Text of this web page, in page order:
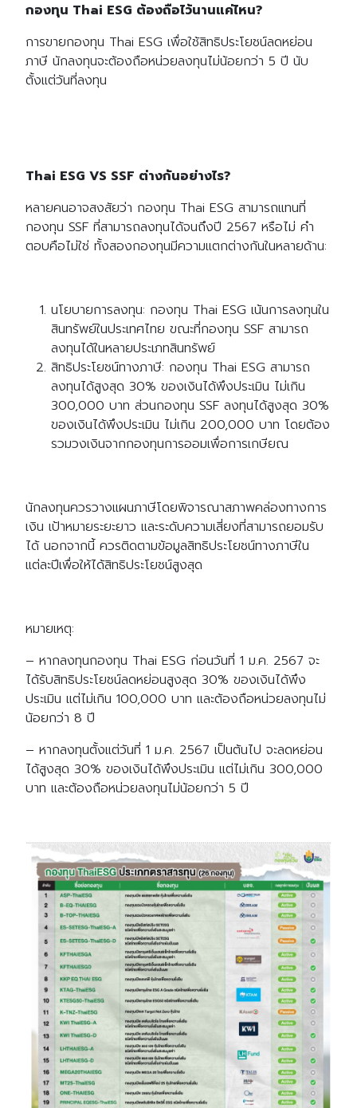
Search
for:
กองทุน Thai ESG ต้องถือไว้นานแค่ไหน?
การขายกองทุน Thai ESG เพื่อใช้สิทธิประโยชน์ลดหย่อน
ภาษี นักลงทุนจะต้องถือหน่วยลงทุนไม่น้อยกว่า 5 ปี นับ
ตั้งแต่วันที่ลงทุน
Thai ESG VS SSF ต่างกันอย่างไร?
หลายคนอาจสงสัยว่า กองทุน Thai ESG สามารถแทนที่
กองทุน SSF ที่สามารถลงทุนได้จนถึงปี 2567 หรือไม่ คำ
ตอบคือไม่ใช่ ทั้งสองกองทุนมีความแตกต่างกันในหลายด้าน:
นโยบายการลงทุน: กองทุน Thai ESG เน้นการลงทุนใน
สินทรัพย์ในประเทศไทย ขณะที่กองทุน SSF สามารถ
ลงทุนได้ในหลายประเภทสินทรัพย์
สิทธิประโยชน์ทางภาษี: กองทุน Thai ESG สามารถ
ลงทุนได้สูงสุด 30% ของเงินได้พึงประเมิน ไม่เกิน
300,000 บาท ส่วนกองทุน SSF ลงทุนได้สูงสุด 30%
ของเงินได้พึงประเมิน ไม่เกิน 200,000 บาท โดยต้อง
รวมวงเงินจากกองทุนการออมเพื่อการเกษียณ
นักลงทุนควรวางแผนภาษีโดยพิจารณาสภาพคล่องทางการ
เงิน เป้าหมายระยะยาว และระดับความเสี่ยงที่สามารถยอมรับ
ได้ นอกจากนี้ ควรติดตามข้อมูลสิทธิประโยชน์ทางภาษีใน
แต่ละปีเพื่อให้ได้สิทธิประโยชน์สูงสุด
หมายเหตุ:
– หากลงทุนกองทุน Thai ESG ก่อนวันที่ 1 ม.ค. 2567 จะ
ได้รับสิทธิประโยชน์ลดหย่อนสูงสุด 30% ของเงินได้พึง
ประเมิน แต่ไม่เกิน 100,000 บาท และต้องถือหน่วยลงทุนไม่
น้อยกว่า 8 ปี
– หากลงทุนตั้งแต่วันที่ 1 ม.ค. 2567 เป็นต้นไป จะลดหย่อน
ได้สูงสุด 30% ของเงินได้พึงประเมิน แต่ไม่เกิน 300,000
บาท และต้องถือหน่วยลงทุนไม่น้อยกว่า 5 ปี